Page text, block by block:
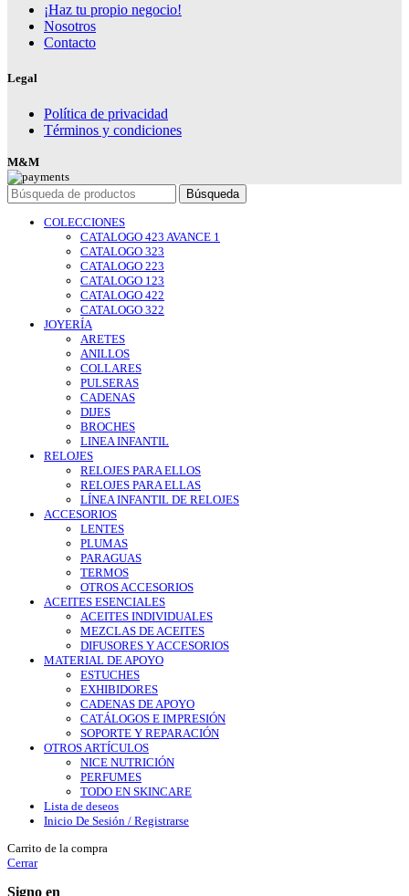
¡Haz tu propio negocio!
Nosotros
Contacto
Legal
Política de privacidad
Términos y condiciones
M&M
Búsqueda
COLECCIONES
CATALOGO 423 AVANCE 1
CATALOGO 323
CATALOGO 223
CATALOGO 123
CATALOGO 422
CATALOGO 322
JOYERÍA
ARETES
ANILLOS
COLLARES
PULSERAS
CADENAS
DIJES
BROCHES
LINEA INFANTIL
RELOJES
RELOJES PARA ELLOS
RELOJES PARA ELLAS
LÍNEA INFANTIL DE RELOJES
ACCESORIOS
LENTES
PLUMAS
PARAGUAS
TERMOS
OTROS ACCESORIOS
ACEITES ESENCIALES
ACEITES INDIVIDUALES
MEZCLAS DE ACEITES
DIFUSORES Y ACCESORIOS
MATERIAL DE APOYO
ESTUCHES
EXHIBIDORES
CADENAS DE APOYO
CATÁLOGOS E IMPRESIÓN
SOPORTE Y REPARACIÓN
OTROS ARTÍCULOS
NICE NUTRICIÓN
PERFUMES
TODO EN SKINCARE
Lista de deseos
Inicio De Sesión / Registrarse
Carrito de la compra
Cerrar
Signo en